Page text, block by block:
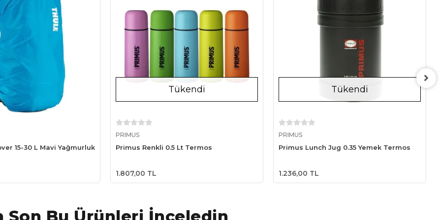
15-30 L Mavi Yağmurluk
Tükendi
PRIMUS
Primus Renkli 0.5 Lt Termos
1.807,00 TL
Tükendi
PRIMUS
Primus Lunch Jug 0.35 Yemek Termos
1.236,00 TL